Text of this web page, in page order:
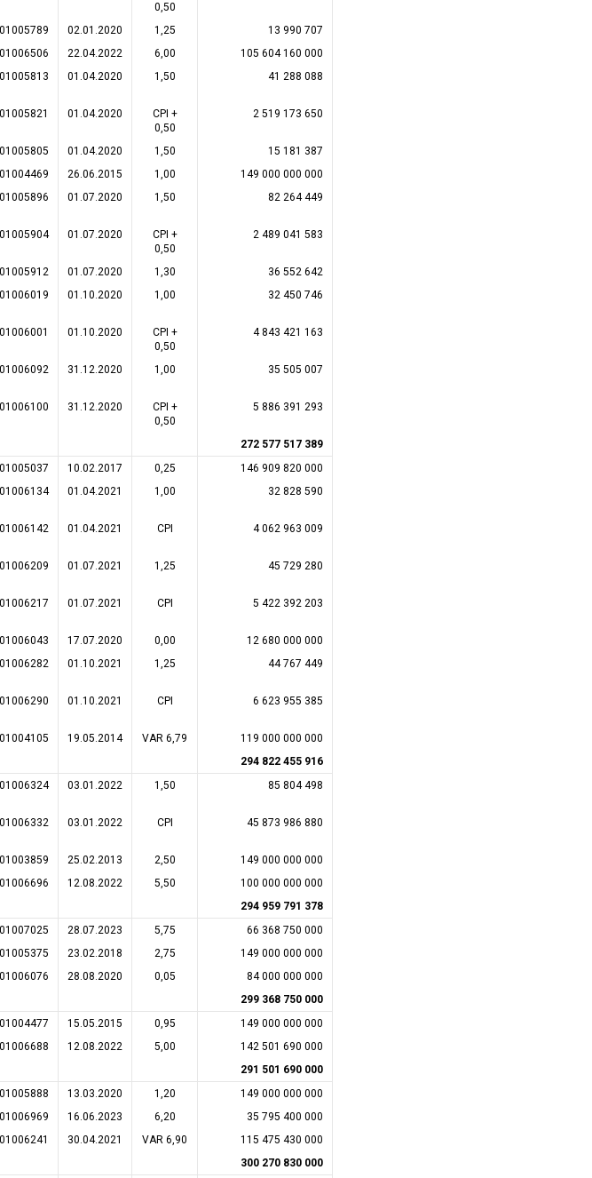
0,50
02.01.2020 1,25
13 990 707
22.04.2022 6,00
105 604 160 000
01.04.2020 1,50 41 288 088
01.04.2020
CPI +
0,50
2 519 173 650
01.04.2020 1,50
15 181 387
26.06.2015 1,00
149 000 000 000
01.07.2020 1,50 82 264 449
01.07.2020
CPI +
0,50
2 489 041 583
01.07.2020 1,30
36 552 642
01.10.2020 1,00 32 450 746
01.10.2020
CPI +
0,50
4 843 421 163
31.12.2020 1,00 35 505 007
31.12.2020
CPI +
0,50
5 886 391 293
272 577 517 389
10.02.2017 0,25
146 909 820 000
01.04.2021 1,00 32 828 590
01.04.2021 CPI 4 062 963 009
01.07.2021 1,25 45 729 280
01.07.2021 CPI 5 422 392 203
17.07.2020 0,00
12 680 000 000
01.10.2021 1,25 44 767 449
01.10.2021 CPI 6 623 955 385
19.05.2014 VAR 6,79
119 000 000 000
294 822 455 916
03.01.2022 1,50 85 804 498
03.01.2022 CPI 45 873 986 880
25.02.2013 2,50
149 000 000 000
12.08.2022 5,50
100 000 000 000
294 959 791 378
28.07.2023 5,75
66 368 750 000
23.02.2018 2,75
149 000 000 000
28.08.2020 0,05
84 000 000 000
299 368 750 000
15.05.2015 0,95
149 000 000 000
12.08.2022 5,00
142 501 690 000
291 501 690 000
13.03.2020 1,20
149 000 000 000
16.06.2023 6,20
35 795 400 000
30.04.2021 VAR 6,90
115 475 430 000
300 270 830 000